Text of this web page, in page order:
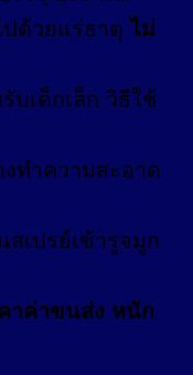
ด้วยแร่ธาตุ ไม่
บเด็กเล็ก วิธีใช้
ทำความสะอาด
เปรย์เข้ารูจมูก
าค่าขนส่ง หนัก